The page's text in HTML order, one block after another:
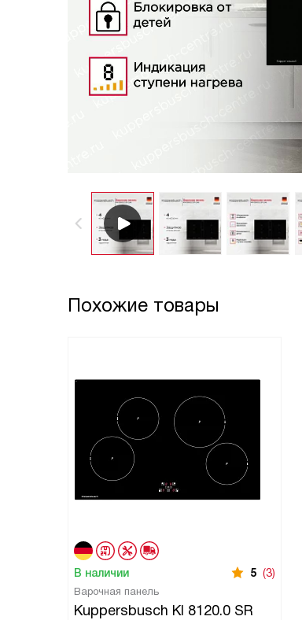
Похожие товары
В наличии 5 (3)
Варочная панель
Kuppersbusch KI 8120.0 SR